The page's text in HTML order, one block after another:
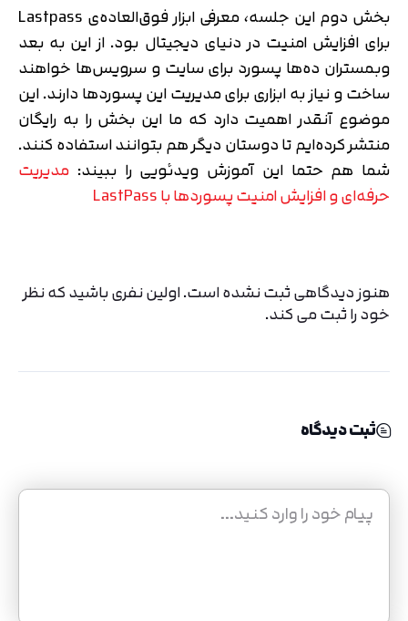
بخش دوم این جلسه، معرفی ابزار فوق‌العاده‌ی Lastpass
برای افزایش امنیت در دنیای دیجیتال بود. از این به بعد
وبمستران ده‌ها پسورد برای سایت و سرویس‌ها خواهند
ساخت و نیاز به ابزاری برای مدیریت این پسوردها دارند. این
موضوع آنقدر اهمیت دارد که ما این بخش را به رایگان
منتشر کرده‌ایم تا دوستان دیگر هم بتوانند استفاده کنند.
شما هم حتما این آموزش ویدئویی را ببیند: مدیریت
حرفه‌ای و افزایش امنیت پسورد‌ها با LastPass
هنوز دیدگاهی ثبت نشده است. اولین نفری باشید که نظر
خود را ثبت می کند.
ثبت دیدگاه